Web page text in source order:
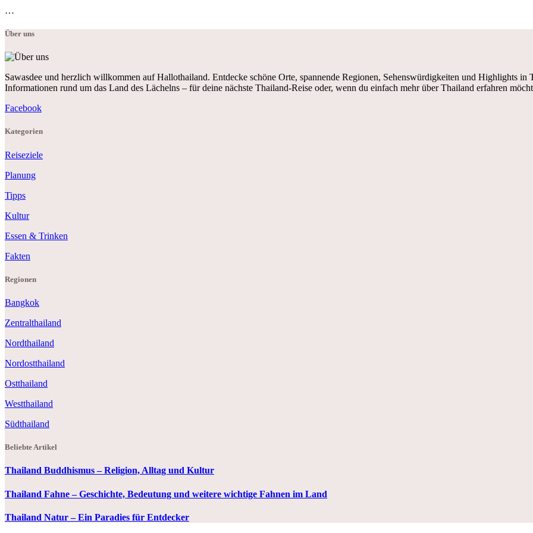
…
Über uns
Sawasdee und herzlich willkommen auf Hallothailand. Entdecke schöne Orte, spannende Regionen, Sehenswürdigkeiten und Highlights
Informationen rund um das Land des Lächelns – für deine nächste Thailand-Reise oder, wenn du einfach mehr über Thailand erfahren
Facebook
Kategorien
Reiseziele
Planung
Tipps
Kultur
Essen & Trinken
Fakten
Regionen
Bangkok
Zentralthailand
Nordthailand
Nordostthailand
Ostthailand
Westthailand
Südthailand
Beliebte Artikel
Thailand Buddhismus – Religion, Alltag und Kultur
Thailand Fahne – Geschichte, Bedeutung und weitere wichtige Fahnen im Land
Thailand Natur – Ein Paradies für Entdecker